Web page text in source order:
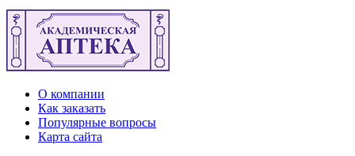
О компании
Как заказать
Популярные вопросы
Карта сайта